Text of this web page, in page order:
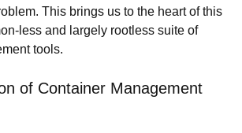
This brings us to the heart of this
less and largely rootless suite of
tools.
of Container Management